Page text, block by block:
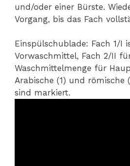
und/oder einer Bürste.
Vorgang, bis das Fach
Einspülschublade: Fach 1/I
Vorwaschmittel, Fach 2/II
Waschmittelmenge für
Arabische (1) und römische
sind markiert.